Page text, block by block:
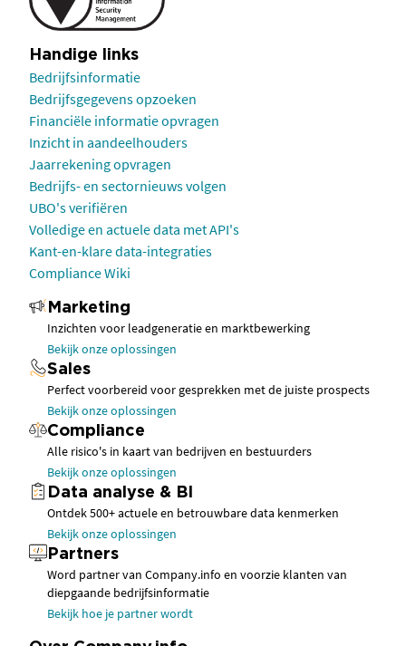
Handige links
Bedrijfsinformatie
Bedrijfsgegevens opzoeken
Financiële informatie opvragen
Inzicht in aandeelhouders
Jaarrekening opvragen
Bedrijfs- en sectornieuws volgen
UBO's verifiëren
Volledige en actuele data met API's
Kant-en-klare data-integraties
Compliance Wiki
Marketing
Inzichten voor leadgeneratie en marktbewerking
Bekijk onze oplossingen
Sales
Perfect voorbereid voor gesprekken met de juiste prospects
Bekijk onze oplossingen
Compliance
Alle risico's in kaart van bedrijven en bestuurders
Bekijk onze oplossingen
Data analyse & BI
Ontdek 500+ actuele en betrouwbare data kenmerken
Bekijk onze oplossingen
Partners
Word partner van Company.info en voorzie klanten van
diepgaande bedrijfsinformatie
Bekijk hoe je partner wordt